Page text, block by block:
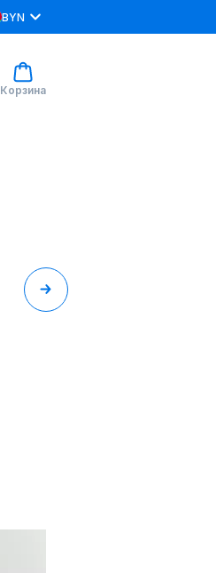
BYN
Корзина